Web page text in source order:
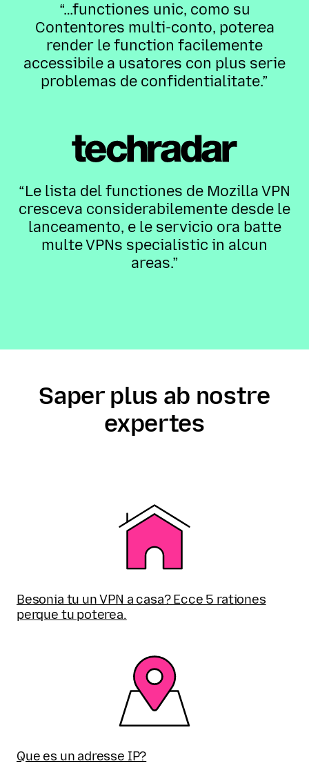
“…functiones unic, como su
Contentores multi-conto, poterea
render le function facilemente
accessibile a usatores con plus serie
problemas de confidentialitate.”
“Le lista del functiones de Mozilla VPN
cresceva considerabilemente desde le
lanceamento, e le servicio ora batte
multe VPNs specialistic in alcun
areas.”
Saper plus ab nostre
expertes
Besonia tu un VPN a casa? Ecce 5 rationes
perque tu poterea.
Que es un adresse IP?